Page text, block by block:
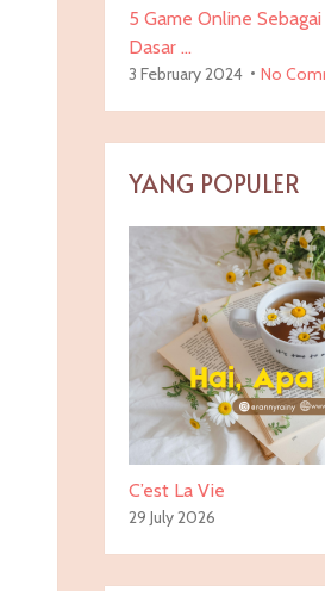
5 Game Online Sebagai
Dasar …
3 February 2024 No
YANG POPULER
C’est La Vie
29 July 2026